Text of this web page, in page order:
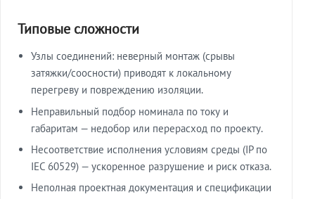
Типовые сложности
Узлы соединений: неверный монтаж (срывы
затяжки/соосности) приводят к локальному
перегреву и повреждению изоляции.
Неправильный подбор номинала по току и
габаритам — недобор или перерасход по проекту.
Несоответствие исполнения условиям среды (IP по
IEC 60529) — ускоренное разрушение и риск отказа.
Неполная проектная документация и спецификации